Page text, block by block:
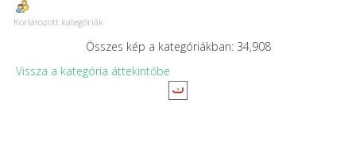
Korlátozott kategóriák
Összes kép a kategóriákban: 34,908
Vissza a kategória áttekintőbe